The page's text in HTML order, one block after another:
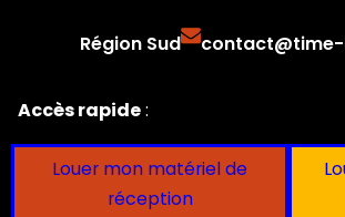
Région Sud
Accès rapide:
Louer mon matériel de
réception